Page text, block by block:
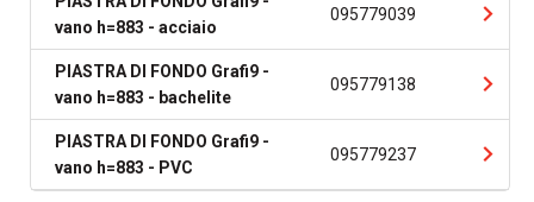
vano h=883 - acciaio
095779039
PIASTRA DI FONDO Grafi9 -
vano h=883 - bachelite
095779138
PIASTRA DI FONDO Grafi9 -
vano h=883 - PVC
095779237